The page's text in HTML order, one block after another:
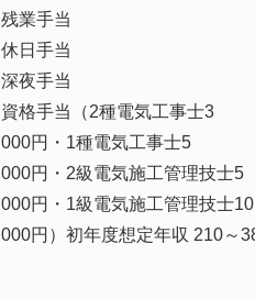
残業手当
休日手当
深夜手当
資格手当（2種電気工事士3
000円・1種電気工事士5
000円・2級電気施工管理技士5
000円・1級電気施工管理技士10
000円）初年度想定年収 210～